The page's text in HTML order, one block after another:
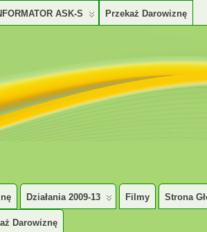
ASK-S Przekaż Darowiznę
Działania 2009-13 Filmy Strona
Darowiznę